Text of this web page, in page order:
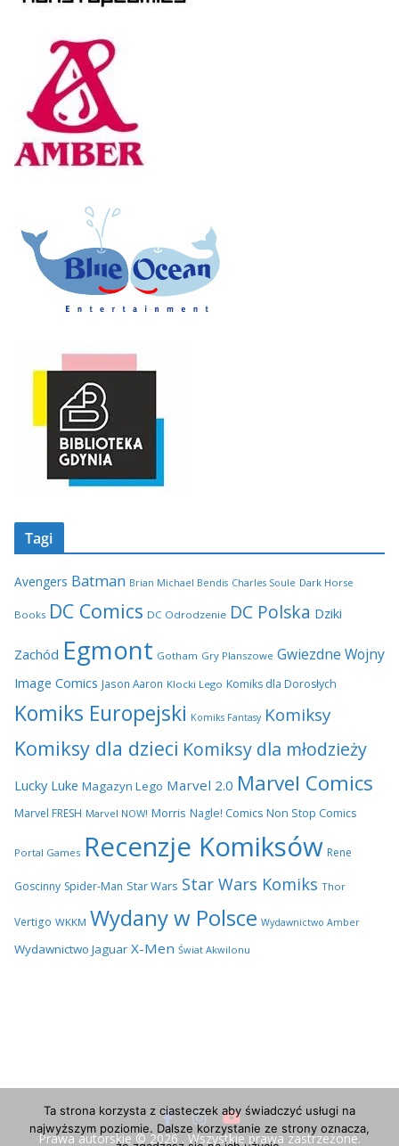
Tagi
Avengers Batman Brian Michael Bendis Charles Soule Dark Horse
Books DC Comics DC Odrodzenie DC Polska Dziki
Zachód Egmont Gotham Gry Planszowe Gwiezdne Wojny
Image Comics Jason Aaron Klocki Lego Komiks dla Dorosłych
Komiks Europejski Komiks Fantasy Komiksy
Komiksy dla dzieci Komiksy dla młodzieży
Lucky Luke Magazyn Lego Marvel 2.0 Marvel Comics
Marvel FRESH Marvel NOW! Morris Nagle! Comics Non Stop Comics
Portal Games Recenzje Komiksów Rene
Goscinny Spider-Man Star Wars Star Wars Komiks Thor
Vertigo WKKM Wydany w Polsce Wydawnictwo Amber
Wydawnictwo Jaguar X-Men Świat Akwilonu
Prawa autorskie © 2026. Wszystkie prawa zastrzeżone.
Ta strona korzysta z ciasteczek aby świadczyć usługi na
najwyższym poziomie. Dalsze korzystanie ze strony oznacza,